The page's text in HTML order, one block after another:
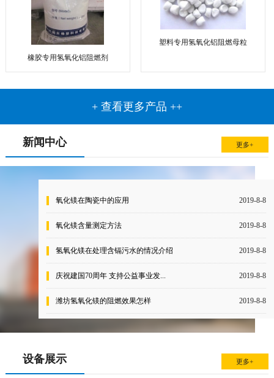
橡胶专用氢氧化铝阻燃剂
塑料专用氢氧化铝阻燃母粒
+ 查看更多产品 ++
新闻中心 更多+
氧化镁在陶瓷中的应用 2019-8-8
氧化镁含量测定方法 2019-8-8
氢氧化镁在处理含镉污水的情况介绍 2019-8-8
庆祝建国70周年 支持公益事业发... 2019-8-8
潍坊氢氧化镁的阻燃效果怎样 2019-8-8
设备展示 更多+